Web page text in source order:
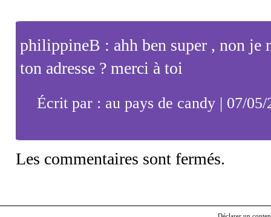
philippineB : ahh ben super , non je
ton adresse ? merci à toi
Écrit par : au pays de candy | 07/05/
Les commentaires sont fermés.